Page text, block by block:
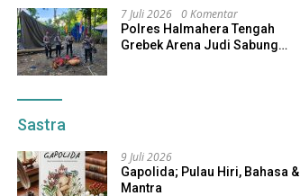
7 Juli 2026 0 Komentar
Polres Halmahera Tengah
Grebek Arena Judi Sabung
Sastra
9 Juli 2026
Gapolida; Pulau Hiri, Bahasa &
Mantra